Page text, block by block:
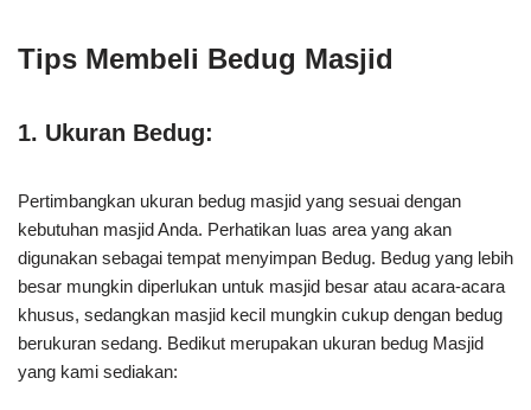
Tips Membeli Bedug Masjid
1. Ukuran Bedug:
Pertimbangkan ukuran bedug masjid yang sesuai dengan
kebutuhan masjid Anda. Perhatikan luas area yang akan
digunakan sebagai tempat menyimpan Bedug. Bedug yang lebih
besar mungkin diperlukan untuk masjid besar atau acara-acara
khusus, sedangkan masjid kecil mungkin cukup dengan bedug
berukuran sedang. Bedikut merupakan ukuran bedug Masjid
yang kami sediakan: